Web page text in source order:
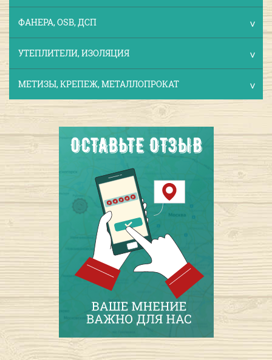
ФАНЕРА, OSB, ДСП
УТЕПЛИТЕЛИ, ИЗОЛЯЦИЯ
МЕТИЗЫ, КРЕПЕЖ, МЕТАЛЛОПРОКАТ